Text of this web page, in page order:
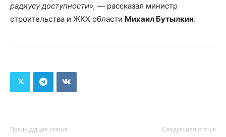
радиусу доступности», — рассказал министр
строительства и ЖКХ области Михаил Бутылкин.
Предыдущая статья Следующая статья